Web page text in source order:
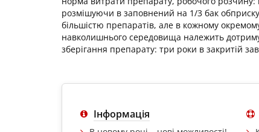
розмішуючи в заповнений на 1/3 бак
більшістю препаратів, але в кожному
навколишнього середовища належить
зберігання препарату: три роки в закритій
Інформація